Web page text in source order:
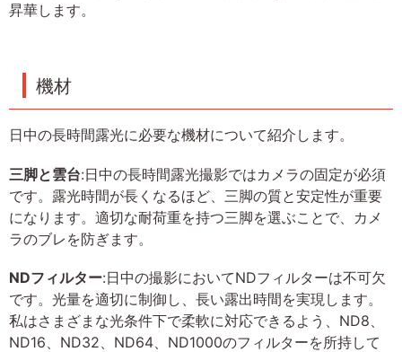
昇華します。
機材
日中の長時間露光に必要な機材について紹介します。
三脚と雲台:日中の長時間露光撮影ではカメラの固定が必須
です。露光時間が長くなるほど、三脚の質と安定性が重要
になります。適切な耐荷重を持つ三脚を選ぶことで、カメ
ラのブレを防ぎます。
NDフィルター:日中の撮影においてNDフィルターは不可欠
です。光量を適切に制御し、長い露出時間を実現します。
私はさまざまな光条件下で柔軟に対応できるよう、ND8、
ND16、ND32、ND64、ND1000のフィルターを所持して